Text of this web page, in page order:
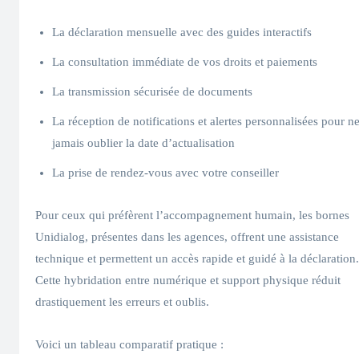
La déclaration mensuelle avec des guides interactifs
La consultation immédiate de vos droits et paiements
La transmission sécurisée de documents
La réception de notifications et alertes personnalisées pour ne
jamais oublier la date d’actualisation
La prise de rendez-vous avec votre conseiller
Pour ceux qui préfèrent l’accompagnement humain, les bornes
Unidialog, présentes dans les agences, offrent une assistance
technique et permettent un accès rapide et guidé à la déclaration.
Cette hybridation entre numérique et support physique réduit
drastiquement les erreurs et oublis.
Voici un tableau comparatif pratique :